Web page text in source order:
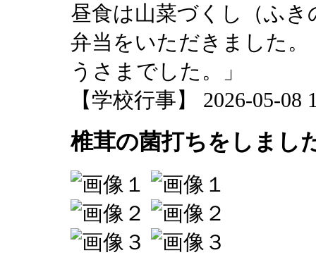
昼食は山菜づくし（ふ
弁当をいただきました
うさまでした。」
【学校行事】 2026-05-08
椎茸の菌打ちをしまし